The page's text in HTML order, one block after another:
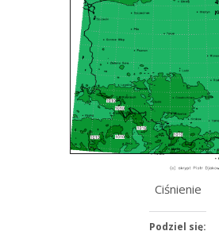
Ciśnienie
Podziel się: